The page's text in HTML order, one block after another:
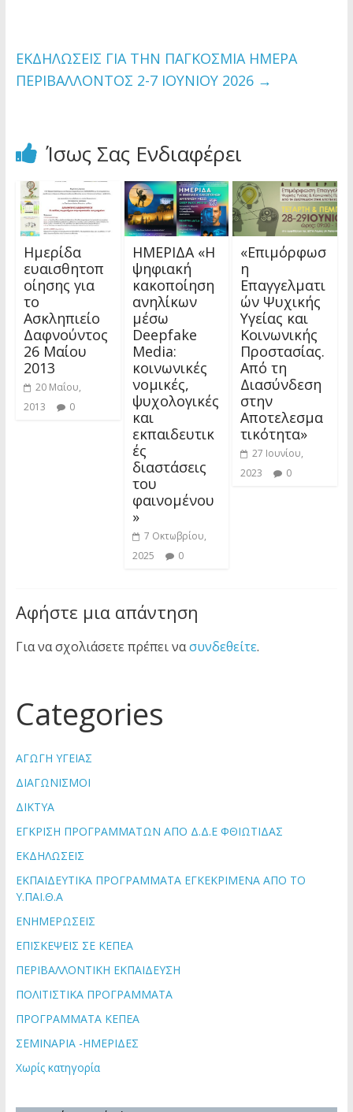
ΕΚΔΗΛΩΣΕΙΣ ΓΙΑ ΤΗΝ ΠΑΓΚΟΣΜΙΑ ΗΜΕΡΑ
ΠΕΡΙΒΑΛΛΟΝΤΟΣ 2-7 ΙΟΥΝΙΟΥ 2026 →
Ίσως Σας Ενδιαφέρει
Ημερίδα
ευαισθητοπ
οίησης για
το
Ασκληπιείο
Δαφνούντος
26 Μαίου
2013
20 Μαΐου,
2013
0
ΗΜΕΡΙΔΑ «Η
ψηφιακή
κακοποίηση
ανηλίκων
μέσω
Deepfake
Media:
κοινωνικές
νομικές,
ψυχολογικές
και
εκπαιδευτικ
ές
διαστάσεις
του
φαινομένου
»
7 Οκτωβρίου,
2025
0
«Επιμόρφωσ
η
Επαγγελματι
ών Ψυχικής
Υγείας και
Κοινωνικής
Προστασίας.
Από τη
Διασύνδεση
στην
Αποτελεσμα
τικότητα»
27 Ιουνίου,
2023
0
Αφήστε μια απάντηση
Για να σχολιάσετε πρέπει νασυνδεθείτε.
Categories
ΑΓΩΓΗ ΥΓΕΙΑΣ
ΔΙΑΓΩΝΙΣΜΟΙ
ΔΙΚΤΥΑ
ΕΓΚΡΙΣΗ ΠΡΟΓΡΑΜΜΑΤΩΝ ΑΠΟ Δ.Δ.Ε ΦΘΙΩΤΙΔΑΣ
ΕΚΔΗΛΩΣΕΙΣ
ΕΚΠΑΙΔΕΥΤΙΚΑ ΠΡΟΓΡΑΜΜΑΤΑ ΕΓΚΕΚΡΙΜΕΝΑ ΑΠΟ ΤΟ
Υ.ΠΑΙ.Θ.Α
ΕΝΗΜΕΡΩΣΕΙΣ
ΕΠΙΣΚΕΨΕΙΣ ΣΕ ΚΕΠΕΑ
ΠΕΡΙΒΑΛΛΟΝΤΙΚΗ ΕΚΠΑΙΔΕΥΣΗ
ΠΟΛΙΤΙΣΤΙΚΑ ΠΡΟΓΡΑΜΜΑΤΑ
ΠΡΟΓΡΑΜΜΑΤΑ ΚΕΠΕΑ
ΣΕΜΙΝΑΡΙΑ -ΗΜΕΡΙΔΕΣ
Χωρίς κατηγορία